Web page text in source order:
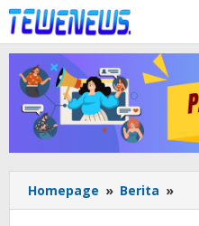
Lewati
ke
konten
Homepage » Berita »